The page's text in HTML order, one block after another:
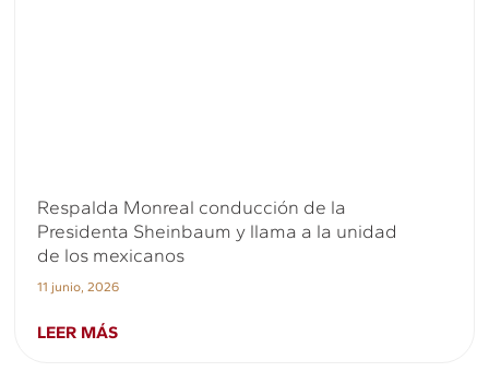
Respalda Monreal conducción de la
Presidenta Sheinbaum y llama a la unidad
de los mexicanos
11 junio, 2026
LEER MÁS